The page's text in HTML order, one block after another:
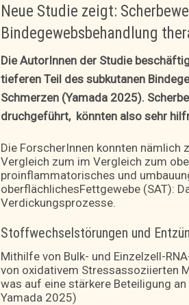
Neue Studie zeigt:
Bindegewebsbehandlung
Die AutorInnen der Studie
tieferen Teil des subkutanen
Schmerzen (Yamada 2025).
druchgeführt, könnten also sehr
Die ForscherInnen konnten nämlich
Vergleich zum im Vergleich zum
proinflammatorisches und
oberflächlichesFettgewebe (SAT):
Verdickungsprozesse.
Stoffwechselstörungen und
Mithilfe von Bulk- und Einzelzell-
von oxidativem Stressassoziierten
was auf eine stärkere Beteiligung
Yamada 2025)